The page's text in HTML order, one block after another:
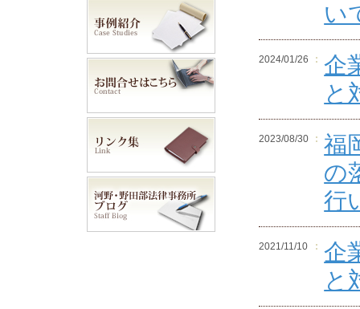
い
2024/01/26
企
と
2023/08/30
福
の
行
2021/11/10
企
と